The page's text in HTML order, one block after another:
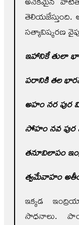
సత్యావిష్కరణ
ఇహానికే తులా
పరానికి తల
అహం నర పుర
సోహం నవ
తనూవిలాపం
త్వమేవాహం
ఇక్కడ
సాధనాలు.